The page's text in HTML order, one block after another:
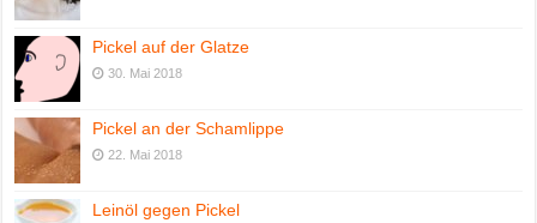
Pickel auf der Glatze
30. Mai 2018
Pickel an der Schamlippe
22. Mai 2018
Leinöl gegen Pickel